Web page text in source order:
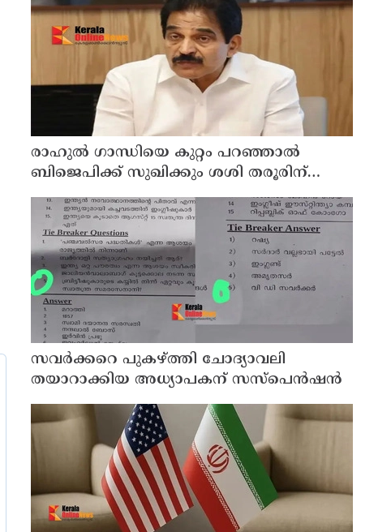
രാഹുല്‍ ഗാന്ധിയെ കുറ്റം പറഞ്ഞാല്‍
ബിജെപിക്ക് സുഖിക്കും ശശി തരൂരിന്
മറുപടിയുമായി കെ സി വേണുഗോപാല്‍
സവര്‍ക്കറെ പുകഴ്ത്തി ചോദ്യാവലി
തയാറാക്കിയ അധ്യാപകന് സസ്‌പെന്‍ഷന്‍